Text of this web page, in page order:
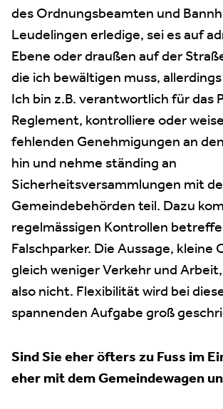
des Ordnungsbeamten und
Leudelingen erledige, sei es auf
Ebene oder draußen auf der
die ich bewältigen muss,
Ich bin z.B. verantwortlich für das
Reglement, kontrolliere oder
fehlenden Genehmigungen an
hin und nehme ständing an
Sicherheitsversammlungen mit
Gemeindebehörden teil. Dazu
regelmässigen Kontrollen
Falschparker. Die Aussage,
gleich weniger Verkehr und
also nicht. Flexibilität wird bei
spannenden Aufgabe groß
Sind Sie eher öfters zu Fuss im
eher mit dem Gemeindewagen